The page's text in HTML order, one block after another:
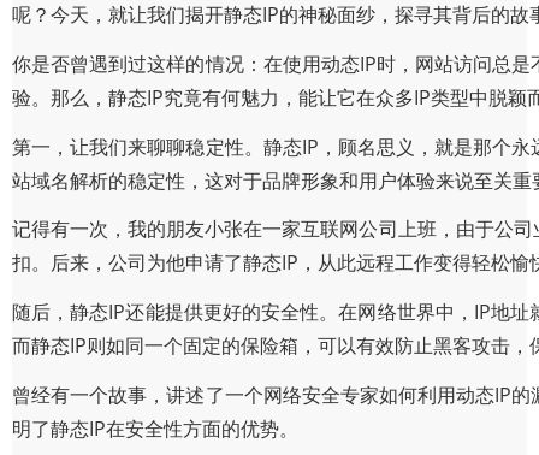
呢？今天，就让我们揭开静态IP的神秘面纱，探寻其背后的故
你是否曾遇到过这样的情况：在使用动态IP时，网站访问总
验。那么，静态IP究竟有何魅力，能让它在众多IP类型中脱颖
第一，让我们来聊聊稳定性。静态IP，顾名思义，就是那个
站域名解析的稳定性，这对于品牌形象和用户体验来说至关
记得有一次，我的朋友小张在一家互联网公司上班，由于公
扣。后来，公司为他申请了静态IP，从此远程工作变得轻松
随后，静态IP还能提供更好的安全性。在网络世界中，IP地
而静态IP则如同一个固定的保险箱，可以有效防止黑客攻击
曾经有一个故事，讲述了一个网络安全专家如何利用动态IP
明了静态IP在安全性方面的优势。